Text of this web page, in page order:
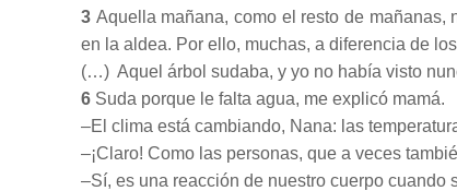
3 Aquella mañana, como el resto de
en la aldea. Por ello, muchas, a diferencia de
(…) Aquel árbol sudaba, y yo no había visto
6 Suda porque le falta agua, me explicó mamá.
–El clima está cambiando, Nana: las
–¡Claro! Como las personas, que a veces
–Sí, es una reacción de nuestro cuerpo cuando